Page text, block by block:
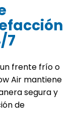
7
frente frío o
Air mantiene
segura y
de